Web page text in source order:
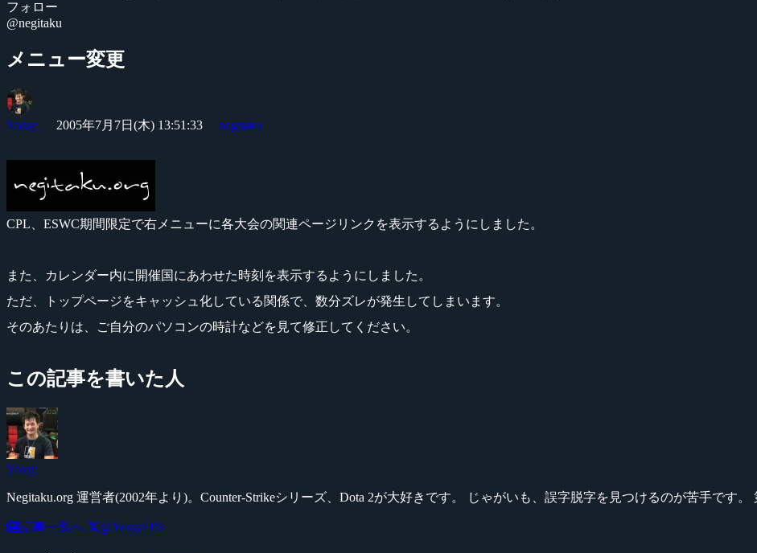
フォロー
@negitaku
メニュー変更
Yossy 2005年7月7日(木) 13:51:33 negitaku
CPL、ESWC期間限定で右メニューに各大会の関連ページリンクを表示するようにしました。
また、カレンダー内に開催国にあわせた時刻を表示するようにしました。
ただ、トップページをキャッシュ化している関係で、数分ズレが発生してしまいます。
そのあたりは、ご自分のパソコンの時計などを見て修正してください。
この記事を書いた人
Yossy
Negitaku.org 運営者(2002年より)。Counter-Strikeシリーズ、Dota 2が大好きです。 じゃがいも、誤字脱字を見つけるのが苦手です
記事一覧へ @YossyFPS